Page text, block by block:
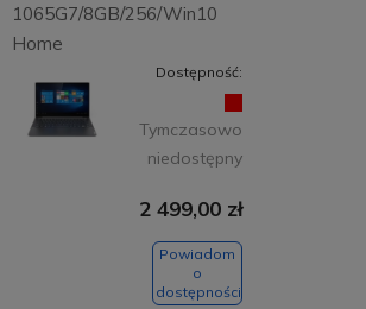
1065G7/8GB/256/Win10
Home
Dostępność:
Tymczasowo
niedostępny
2 499,00 zł
Powiadom
o
dostępności